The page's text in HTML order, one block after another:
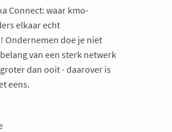
Connect: waar kmo-
elkaar echt
Ondernemen doe je niet
van een sterk netwerk
dan ooit - daarover is
eens.